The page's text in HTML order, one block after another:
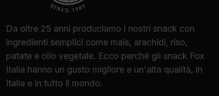
Da oltre 25 anni produciamo i nostri snack con
ingredienti semplici come mais, arachidi, riso,
patate e olio vegetale. Ecco perché gli snack Fox
Italia hanno un gusto migliore e un'alta qualità, in
Italia e in tutto il mondo.